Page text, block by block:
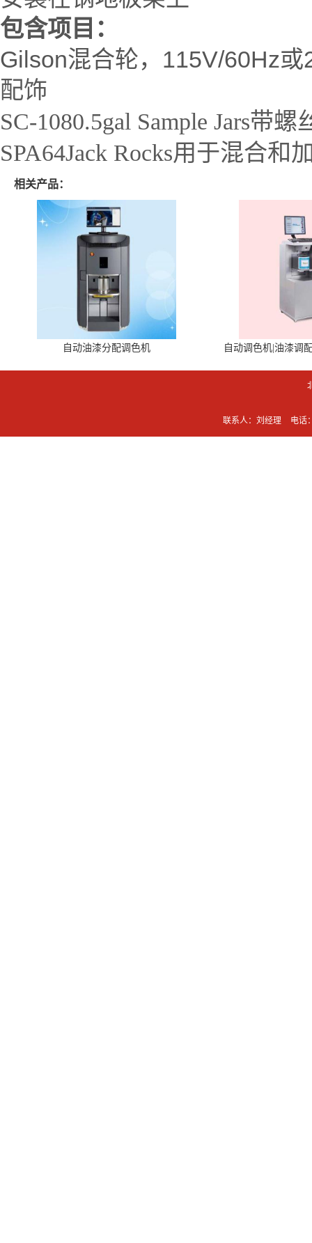
包含项目：
Gilson混合轮，115V/60Hz或
配饰
SC-1080.5gal Sample Jars带螺
SPA64Jack Rocks用于混合和
相关产品：
自动油漆分配调色机 自动调色机|油漆调
联系人：刘经理 电话